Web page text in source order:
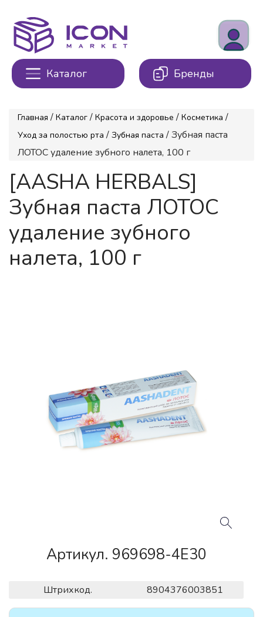
Каталог Бренды
Главная / Каталог / Красота и здоровье / Косметика /
Уход за полостью рта / Зубная паста / Зубная паста
ЛОТОС удаление зубного налета, 100 г
[AASHA HERBALS]
Зубная паста ЛОТОС
удаление зубного
налета, 100 г
Артикул. 969698-4E30
Штрихкод. 8904376003851